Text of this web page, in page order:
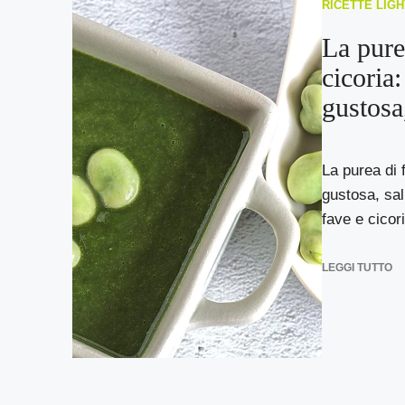
RICETTE
La
La purea di
gustosa,
fave e
LEGGI TUTTO